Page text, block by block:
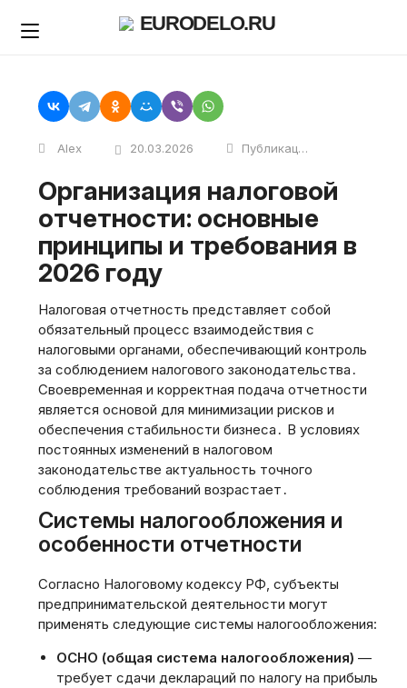
EURODELO.RU
Alex 20.03.2026 Публикации
Организация налоговой
отчетности: основные
принципы и требования в
2026 году
Налоговая отчетность представляет собой
обязательный процесс взаимодействия с
налоговыми органами, обеспечивающий контроль
за соблюдением налогового законодательства․
Своевременная и корректная подача отчетности
является основой для минимизации рисков и
обеспечения стабильности бизнеса․ В условиях
постоянных изменений в налоговом
законодательстве актуальность точного
соблюдения требований возрастает․
Системы налогообложения и
особенности отчетности
Согласно Налоговому кодексу РФ, субъекты
предпринимательской деятельности могут
применять следующие системы налогообложения:
ОСНО (общая система налогообложения) —
требует сдачи деклараций по налогу на прибыль